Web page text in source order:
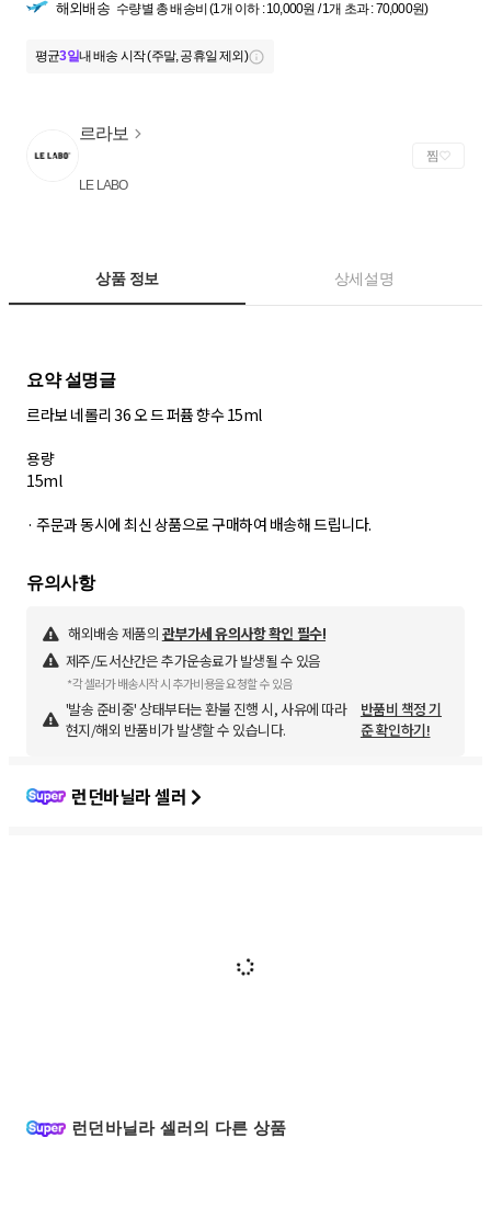
해외배송 수량별 총 배송비 (1개 이하 : 10,000원 / 1개 초과 : 70,000원)
평균3일내 배송 시작 (주말, 공휴일 제외)
르라보
LE LABO
찜
상품 정보 상세설명
요약 설명글
르라보 네롤리 36 오 드 퍼퓸 향수 15ml
용량
15ml
· 주문과 동시에 최신 상품으로 구매하여 배송해 드립니다.
유의사항
해외배송 제품의 관부가세 유의사항 확인 필수!
제주/도서산간은 추가운송료가 발생될 수 있음
*각 셀러가 배송시작 시 추가비용을 요청할 수 있음
'발송 준비중' 상태부터는 환불 진행 시, 사유에 따라
현지/해외 반품비가 발생할 수 있습니다.
반품비 책정 기
준 확인하기!
런던바닐라 셀러
런던바닐라 셀러의 다른 상품